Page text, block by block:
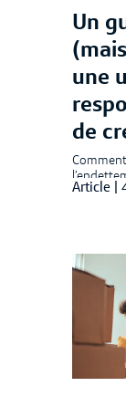
Un
une
de
Article